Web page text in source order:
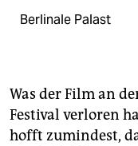
Berlinale Palast
Was der Film an
Festival verloren
hofft zumindest,